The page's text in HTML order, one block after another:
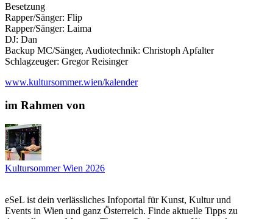
Besetzung
Rapper/Sänger: Flip
Rapper/Sänger: Laima
DJ: Dan
Backup MC/Sänger, Audiotechnik: Christoph Apfalter
Schlagzeuger: Gregor Reisinger
www.kultursommer.wien/kalender
im Rahmen von
Kultursommer Wien 2026
eSeL ist dein verlässliches Infoportal für Kunst, Kultur und
Events in Wien und ganz Österreich. Finde aktuelle Tipps zu